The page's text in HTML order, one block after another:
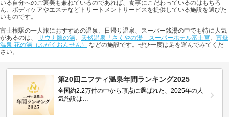
いる自分へのご褒美も兼ねているのであれば、食事にこだわっているのはもちろ
ん、ボディケアやエステなどトリートメントサービスを提供している施設を選びた
いものです。
富士根駅の一人旅におすすめの温泉、日帰り温泉、スーパー銭湯の中でも特に人気
があるのは、 サウナ鷹の湯、 天然温泉「さくやの湯」スーパーホテル富士宮、 富嶽
温泉 花の湯（ふがくおんせん）
などの施設です。ぜひ一度は足を運んでみてくだ
さい。
第20回ニフティ温泉年間ランキング2025
全国約2.2万件の中から頂点に選ばれた、2025年の人
気施設は…